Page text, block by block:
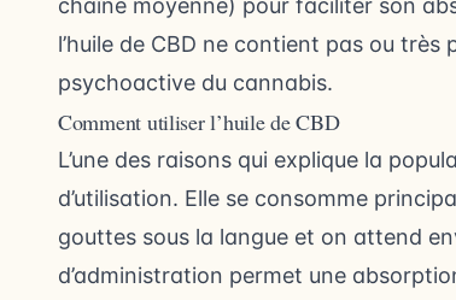
chaîne moyenne) pour faciliter son
l’huile de CBD ne contient pas ou
psychoactive du cannabis.
Comment utiliser l’huile de CBD
L’une des raisons qui explique la
d’utilisation. Elle se consomme
gouttes sous la langue et on attend
d’administration permet une